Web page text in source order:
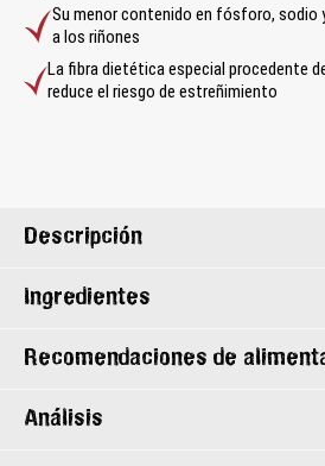
Su menor contenido en fósforo, sodio
a los riñones
La fibra dietética especial procedente
reduce el riesgo de estreñimiento
Descripción
Ingredientes
Recomendaciones de
Análisis